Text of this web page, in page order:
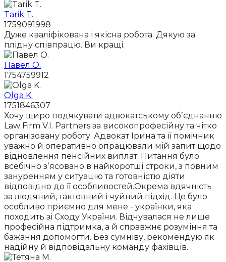
Tarik T.
1759091998
Дуже кваліфікована і якісна робота. Дякую за
плідну співпрацю. Ви кращі.
Павел О.
1754759912
Olga K.
1751846307
Хочу щиро подякувати адвокатському обʼєднанню
Law Firm V.I. Partners за високопрофесійну та чітко
організовану роботу. Адвокат Ірина та її помічник
уважно й оперативно опрацювали мій запит щодо
відновлення пенсійних виплат. Питання було
всебічно зʼясовано в найкоротші строки, з повним
зануренням у ситуацію та готовністю діяти
відповідно до її особливостей.Окрема вдячність
за людяний, тактовний і чуйний підхід. Це було
особливо приємно для мене - українки, яка
походить зі Сходу України. Відчувалася не лише
професійна підтримка, а й справжнє розуміння та
бажання допомогти. Без сумніву, рекомендую як
надійну й відповідальну команду фахівців.